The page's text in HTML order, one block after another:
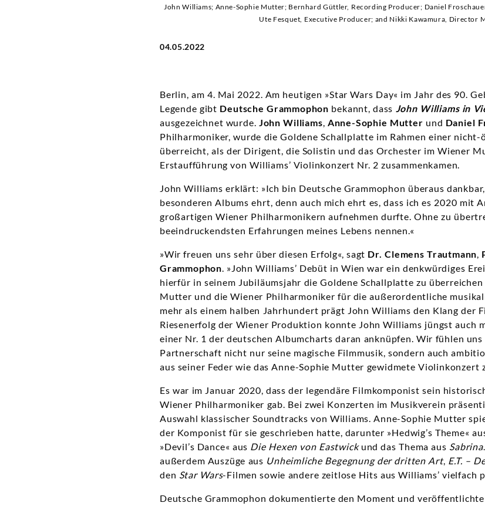
John Williams; Anne-Sophie Mutter; Bernhard Güttler, Recording Producer; Daniel
Ute Fesquet, Executive Producer; and Nikki Kawamura, Director
04.05.2022
Berlin, am 4. Mai 2022. Am heutigen »Star Wars Day« im Jahr des 90.
Legende gibt Deutsche Grammophon bekannt, dass John Williams in
ausgezeichnet wurde. John Williams, Anne-Sophie Mutter und Daniel
Philharmoniker, wurde die Goldene Schallplatte im Rahmen einer
überreicht, als der Dirigent, die Solistin und das Orchester im Wiener
Erstaufführung von Williams’ Violinkonzert Nr. 2 zusammenkamen.
John Williams erklärt: »Ich bin Deutsche Grammophon überaus
besonderen Albums ehrt, denn auch mich ehrt es, dass ich es 2020 mit
großartigen Wiener Philharmonikern aufnehmen durfte. Ohne zu
beeindruckendsten Erfahrungen meines Lebens nennen.«
»Wir freuen uns sehr über diesen Erfolg«, sagt Dr. Clemens Trautmann,
Grammophon. »John Williams’ Debüt in Wien war ein denkwürdiges
hierfür in seinem Jubiläumsjahr die Goldene Schallplatte zu
Mutter und die Wiener Philharmoniker für die außerordentliche
mehr als einem halben Jahrhundert prägt John Williams den Klang der
Riesenerfolg der Wiener Produktion konnte John Williams jüngst auch
einer Nr. 1 der deutschen Albumcharts daran anknüpfen. Wir fühlen
Partnerschaft nicht nur seine magische Filmmusik, sondern auch
aus seiner Feder wie das Anne-Sophie Mutter gewidmete Violinkonzert
Es war im Januar 2020, dass der legendäre Filmkomponist sein
Wiener Philharmoniker gab. Bei zwei Konzerten im Musikverein
Auswahl klassischer Soundtracks von Williams. Anne-Sophie Mutter
der Komponist für sie geschrieben hatte, darunter »Hedwig’s Theme«
»Devil’s Dance« aus Die Hexen von Eastwickund das Thema aus Sabrina
außerdem Auszüge aus Unheimliche Begegnung der dritten Art, E.T. –
den Star Wars-Filmen sowie andere zeitlose Hits aus Williams’ vielfach
Deutsche Grammophon dokumentierte den Moment und veröffentlichte